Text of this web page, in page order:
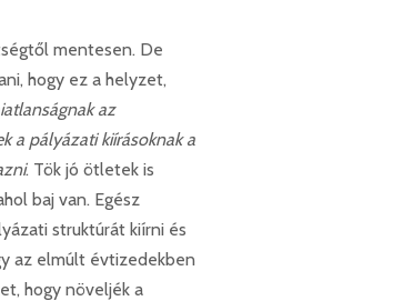
mentesen. De
hogy ez a helyzet,
az
a pályázati kiírásoknak a
. Tök jó ötletek is
baj van. Egész
struktúrát kiírni és
az elmúlt évtizedekben
hogy növeljék a